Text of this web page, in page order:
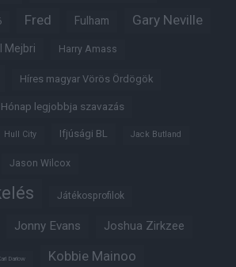
Fred Fulham Gary Neville
Mejbri Harry Amass
Híres magyar Vörös Ördögök
Hónap legjobbja szavazás
Hull City Ifjúsági BL Jack Butland
Jason Wilcox
Játékosprofilok
Jonny Evans Joshua Zirkzee
Darlow Kobbie Mainoo